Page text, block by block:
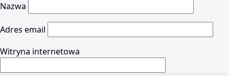
Nazwa
Adres email
Witryna internetowa